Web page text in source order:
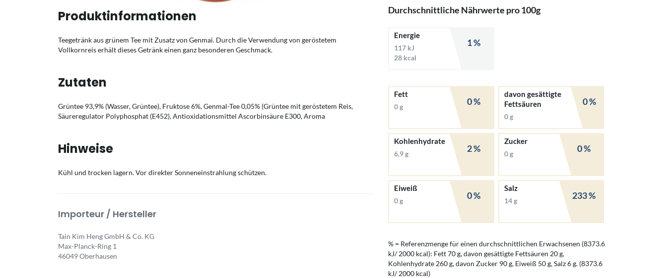
Produktinformationen
Teegetränk aus grünem Tee mit Zusatz von Genmai. Durch die Verwendung von geröstetem
Vollkornreis erhält dieses Getränk einen ganz besonderen Geschmack.
Zutaten
Grüntee 93,9% (Wasser, Grüntee), Fruktose 6%, Genmal-Tee 0,05% (Grüntee mit geröstetem Reis,
Säureregulator Polyphosphat (E452), Antioxidationsmittel Ascorbinsäure E300, Aroma
Hinweise
Kühl und trocken lagern. Vor direkter Sonneneinstrahlung schützen.
Importeur / Hersteller
Tain Kim Heng GmbH & Co. KG
Max-Planck-Ring 1
46049 Oberhausen
Durchschnittliche Nährwerte pro 100g
Energie
117 kJ
28 kcal
1 %
Fett
0 g 0 %
davon gesättigte
Fettsäuren
0 g
0 %
Kohlenhydrate
6,9 g 2 %
Zucker
0 g 0 %
Eiweiß
0 g 0 %
Salz
14 g 233 %
% = Referenzmenge für einen durchschnittlichen Erwachsenen (8373.6
kJ/ 2000 kcal): Fett 70 g, davon gesättigte Fettsäuren 20 g,
Kohlenhydrate 260 g, davon Zucker 90 g, Eiweiß 50 g, Salz 6 g. (8373.6
kJ/ 2000 kcal)